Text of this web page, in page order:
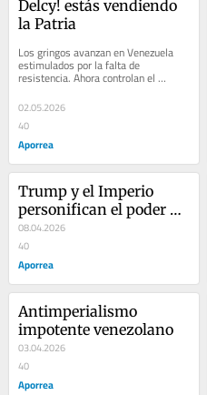
Delcy! estás vendiendo
la Patria
Los gringos avanzan en Venezuela
estimulados por la falta de
resistencia. Ahora controlan el
provenientes del...
02.05.2026
40
Aporrea
Trump y el Imperio
personifican el poder de
exterminio de la vida
planetaria
08.04.2026
40
Aporrea
Antimperialismo
impotente venezolano
03.04.2026
40
Aporrea